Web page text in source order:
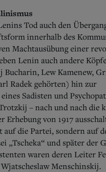
Tod auch den
innerhalb des
Machtausübung einer
Lenin auch andere
Lew Kamenew,
Radek gehörten) hin zur
Sadisten und
– nach und nach die
Erhebung von 1917
auf die Partei, sondern auf
„Tscheka“ und später der
waren deren Leiter
Menschinskij.